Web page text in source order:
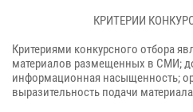
КРИТЕРИИ
Критериями конкурсного отбора
материалов размещенных в СМИ;
информационная насыщенность;
выразительность подачи